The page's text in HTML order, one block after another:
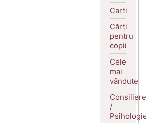
Carti
Cărți
pentru
copii
Cele
mai
vândute
Consiliere
/